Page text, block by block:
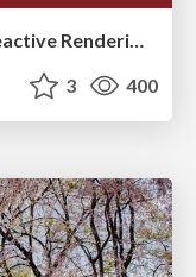
HTML-Aware ERB: The Path to Reactive Rendering @ RubyCon 2026, Rimini, Italy
3 400